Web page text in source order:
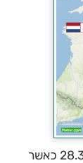
באי בלי שבחוג הקוטב נמדד בימים האחרונים 28.3 כאשר